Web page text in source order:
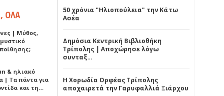
ΟΛΑ
| Μύθος,
& ηλιακό
| Τα πάντα για
και τη…
50 χρόνια "Ηλιοπούλεια" την Κάτω
Ασέα
Δημόσια Κεντρική Βιβλιοθήκη
Τρίπολης | Αποχώρησε λόγω
συνταξ…
Η Χορωδία Ορφέας Τρίπολης
αποχαιρετά την Γαρυφαλλιά Ξιάρχου